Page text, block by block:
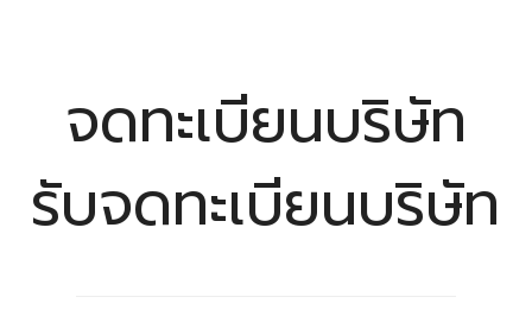
จดทะเบียนบริษัท
รับจดทะเบียนบริษัท